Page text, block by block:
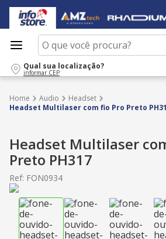
O que você procura?
Qual sua localização?
informar CEP
Audio
Headset
Headset Multilaser com fio Pro Preto
Headset Multilaser
Preto PH317
Ref: FON0934